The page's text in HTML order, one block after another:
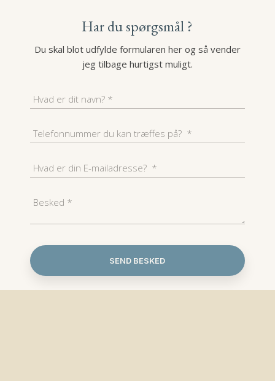
Har du spørgsmål ?
Du skal blot udfylde formularen her og så vender
jeg tilbage hurtigst muligt.​